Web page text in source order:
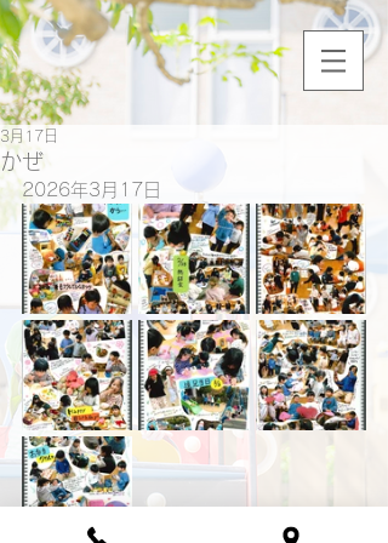
かぜ
3月17日
2026年3月17日